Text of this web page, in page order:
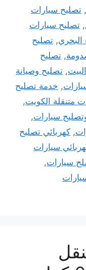
, تصليح سيارات
, تصليح سيارات
, تصليح
, تصليح
, تصليح وصيانة
, خدمة تصليح
متنقلة الكويت,
سيارات,
, كهربائي تصليح
سيارات
سيارات,